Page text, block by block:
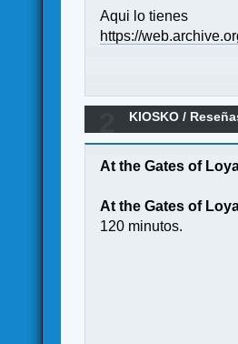
Aqui lo tienes
https://
KIOSKO /
At the Gates of
At the Gates of
120 minutos.